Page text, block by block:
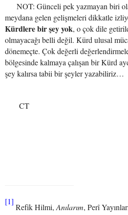
NOT: Günceli pek yazmayan biri
meydana gelen gelişmeleri dikkatle
Kürdlere bir şey yok, o çok dile
olmayacağı belli değil. Kürd ulusal
dönemeçte. Çok değerli
bölgesinde kalmaya çalışan bir Kürd
şey kalırsa tabii bir şeyler yazabiliriz…
CT
[1]
Refik Hilmi,Anılarım, Perî